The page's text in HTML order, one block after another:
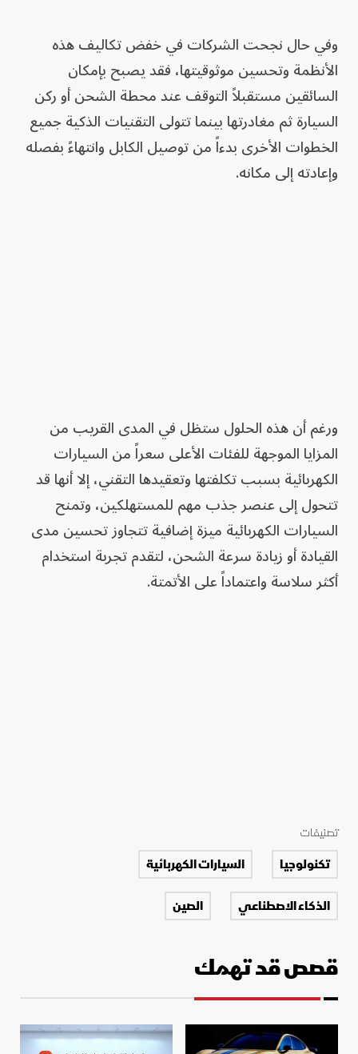
وفي حال نجحت الشركات في خفض تكاليف هذه
الأنظمة وتحسين موثوقيتها، فقد يصبح بإمكان
السائقين مستقبلاً التوقف عند محطة الشحن أو ركن
السيارة ثم مغادرتها بينما تتولى التقنيات الذكية جميع
الخطوات الأخرى بدءاً من توصيل الكابل وانتهاءً بفصله
وإعادته إلى مكانه.
ورغم أن هذه الحلول ستظل في المدى القريب من
المزايا الموجهة للفئات الأعلى سعراً من السيارات
الكهربائية بسبب تكلفتها وتعقيدها التقني، إلا أنها قد
تتحول إلى عنصر جذب مهم للمستهلكين، وتمنح
السيارات الكهربائية ميزة إضافية تتجاوز تحسين مدى
القيادة أو زيادة سرعة الشحن، لتقدم تجربة استخدام
أكثر سلاسة واعتماداً على الأتمتة.
تصنيفات
تكنولوجيا
السيارات الكهربائية
الذكاء الاصطناعي
الصين
قصص قد تهمك